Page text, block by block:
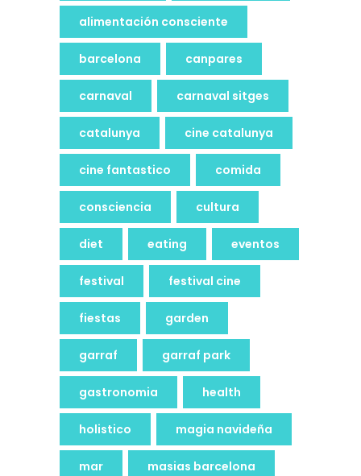
alimentación consciente
barcelona canpares
carnaval carnaval sitges
catalunya cine catalunya
cine fantastico comida
consciencia cultura
diet eating eventos
festival festival cine
fiestas garden
garraf garraf park
gastronomia health
holistico magia navideña
mar masias barcelona